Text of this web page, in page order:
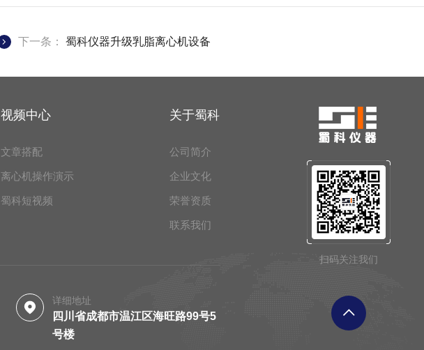
下一条： 蜀科仪器升级乳脂离心机设备
视频中心
文章搭配
离心机操作演示
蜀科短视频
关于蜀科
公司简介
企业文化
荣誉资质
联系我们
详细地址
四川省成都市温江区海旺路99号5
号楼
扫码关注我们